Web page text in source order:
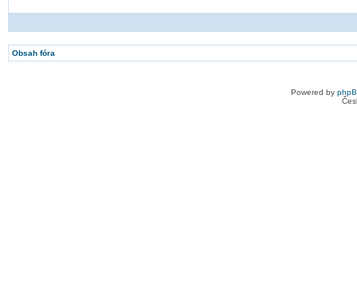
Obsah fóra
Powered by